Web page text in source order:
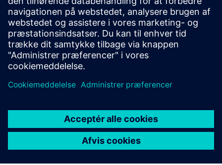
på AWS, hvilket muliggjorde skalerbar, højtydende
videnskabelig forskning.
Læs